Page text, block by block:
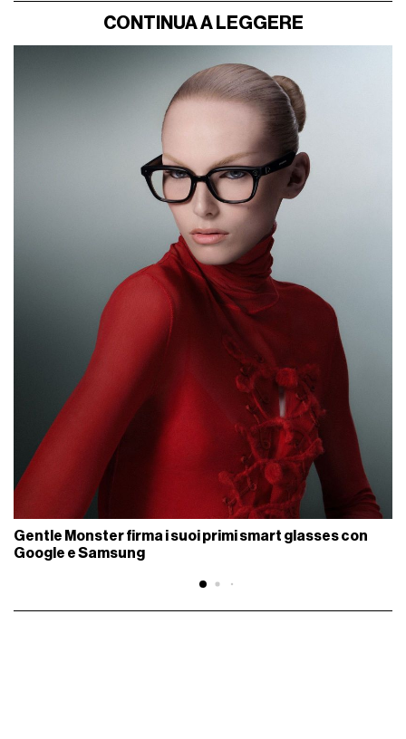
CONTINUA A LEGGERE
Gentle Monster firma i suoi primi smart glasses con
Google e Samsung